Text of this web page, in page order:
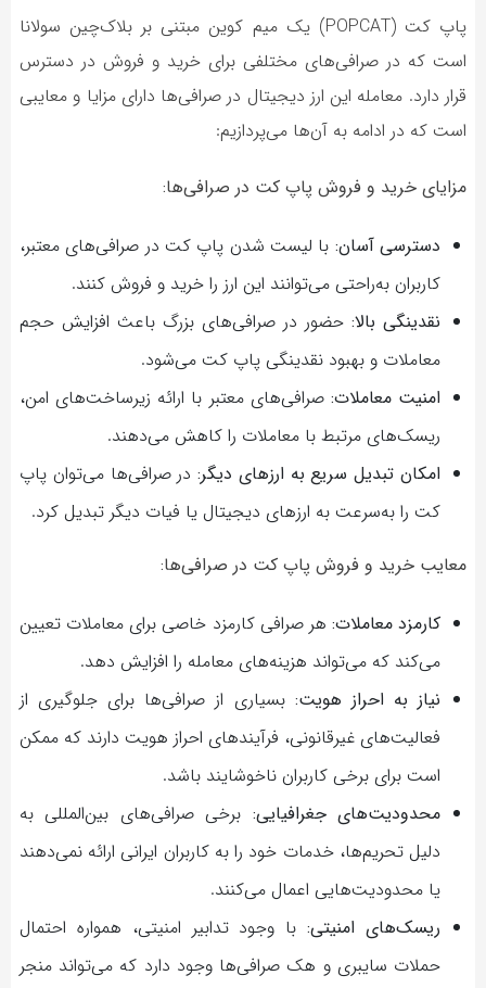
پاپ کت (POPCAT) یک میم کوین مبتنی بر بلاک‌چین سولانا
است که در صرافی‌های مختلفی برای خرید و فروش در دسترس
قرار دارد. معامله این ارز دیجیتال در صرافی‌ها دارای مزایا و معایبی
است که در ادامه به آن‌ها می‌پردازیم:
مزایای خرید و فروش پاپ کت در صرافی‌ها:
دسترسی آسان: با لیست شدن پاپ کت در صرافی‌های معتبر،
کاربران به‌راحتی می‌توانند این ارز را خرید و فروش کنند.
نقدینگی بالا: حضور در صرافی‌های بزرگ باعث افزایش حجم
معاملات و بهبود نقدینگی پاپ کت می‌شود.
امنیت معاملات: صرافی‌های معتبر با ارائه زیرساخت‌های امن،
ریسک‌های مرتبط با معاملات را کاهش می‌دهند.
امکان تبدیل سریع به ارزهای دیگر:در صرافی‌ها می‌توان پاپ
کت را به‌سرعت به ارزهای دیجیتال یا فیات دیگر تبدیل کرد.
معایب خرید و فروش پاپ کت در صرافی‌ها:
کارمزد معاملات: هر صرافی کارمزد خاصی برای معاملات تعیین
می‌کند که می‌تواند هزینه‌های معامله را افزایش دهد.
نیاز به احراز هویت: بسیاری از صرافی‌ها برای جلوگیری از
فعالیت‌های غیرقانونی، فرآیندهای احراز هویت دارند که ممکن
است برای برخی کاربران ناخوشایند باشد.
محدودیت‌های جغرافیایی: برخی صرافی‌های بین‌المللی به
دلیل تحریم‌ها، خدمات خود را به کاربران ایرانی ارائه نمی‌دهند
یا محدودیت‌هایی اعمال می‌کنند.
ریسک‌های امنیتی:با وجود تدابیر امنیتی، همواره احتمال
حملات سایبری و هک صرافی‌ها وجود دارد که می‌تواند منجر